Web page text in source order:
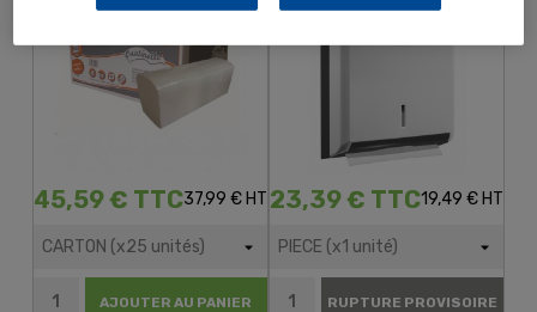
45,59 € TTC37,99 € HT
AJOUTER AU PANIER
23,39 € TTC19,49 € HT
RUPTURE PROVISOIRE